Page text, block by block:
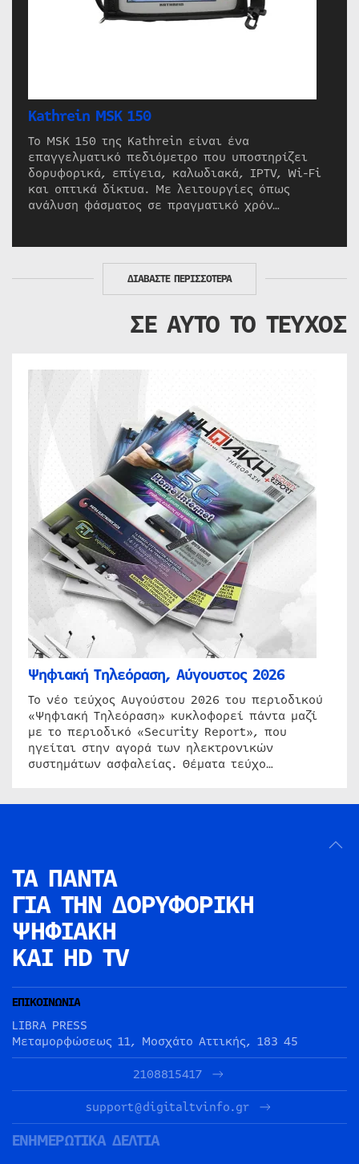
Kathrein MSK 150
Το MSK 150 της Kathrein είναι ένα
επαγγελματικό πεδιόμετρο που υποστηρίζει
δορυφορικά, επίγεια, καλωδιακά, IPTV, Wi-Fi
και οπτικά δίκτυα. Με λειτουργίες όπως
ανάλυση φάσματος σε πραγματικό χρόν…
ΔΙΑΒΑΣΤΕ ΠΕΡΙΣΣΟΤΕΡΑ
ΣΕ ΑΥΤΟ ΤΟ ΤΕΥΧΟΣ
Ψηφιακή Τηλεόραση, Αύγουστος 2026
Το νέο τεύχος Αυγούστου 2026 του περιοδικού
«Ψηφιακή Τηλεόραση» κυκλοφορεί πάντα μαζί
με το περιοδικό «Security Report», που
ηγείται στην αγορά των ηλεκτρονικών
συστημάτων ασφαλείας. Θέματα τεύχο…
ΤΑ ΠΑΝΤΑ
ΓΙΑ ΤΗΝ ΔΟΡΥΦΟΡΙΚΗ
ΨΗΦΙΑΚΗ
ΚΑΙ HD TV
ΕΠΙΚΟΙΝΩΝΙΑ
LIBRA PRESS
Μεταμορφώσεως 11, Μοσχάτο Αττικής, 183 45
2108815417
support@digitaltvinfo.gr
ΕΝΗΜΕΡΩΤΙΚΑ ΔΕΛΤΙΑ